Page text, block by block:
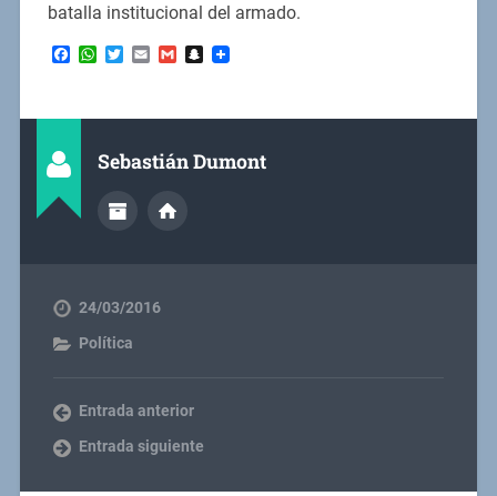
batalla institucional del armado.
Facebook
WhatsApp
Twitter
EmailGmailSnapchat
Sebastián Dumont
24/03/2016
Política
Entrada anterior
Entrada siguiente